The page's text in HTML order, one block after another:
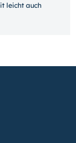
leicht auch